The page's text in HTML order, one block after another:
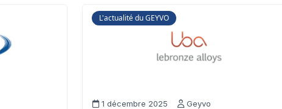
L'actualité du GEYVO
1 décembre 2025 Geyvo